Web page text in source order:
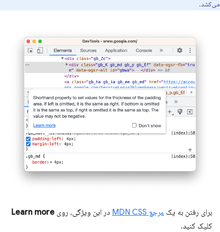
می‌کشد.
برای رفتن به یک مرجع MDN CSS در این ویژگی، روی Learn more
کلیک کنید.